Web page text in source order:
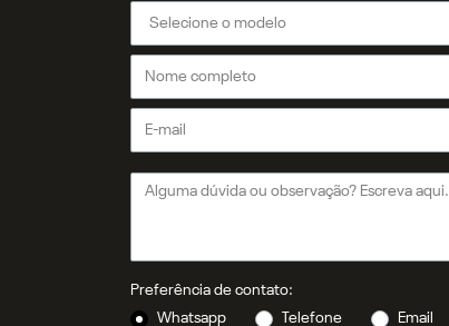
Preferência de contato:
Whatsapp
Telefone Email